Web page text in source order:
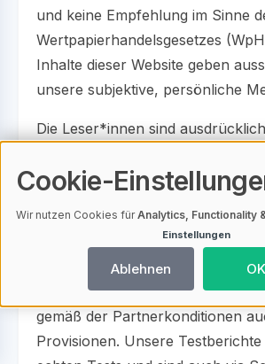
und keine Empfehlung im Sinne
Wertpapierhandelsgesetzes
Inhalte dieser Website geben
unsere subjektive, persönliche
Die Leser*innen sind
Meinung zu bilden und sich
konkrete Anlageentscheidungen
Wir berichten über
entsprechenden Anbietern und
gemäß der Partnerkonditionen
Provisionen. Unsere Testberichte
Cookie-
Wir nutzen Cookies fürAnalytics, Functionality
Einstellungen
Ablehnen OK